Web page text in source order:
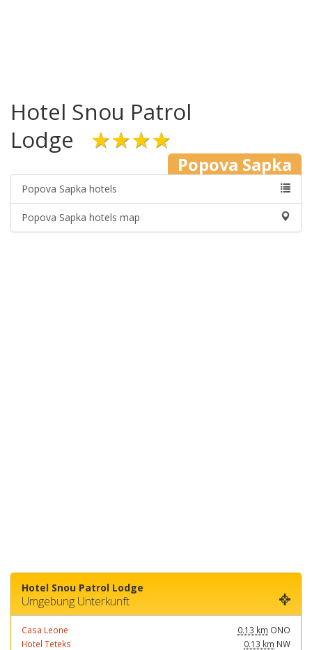
Hotel Snou Patrol
Lodge
★★★★
Popova Sapka
Popova Sapka hotels
Popova Sapka hotels map
Hotel Snou Patrol Lodge
Umgebung Unterkunft
Casa Leone 0.13 km ONO
Hotel Teteks
0.13 km NW